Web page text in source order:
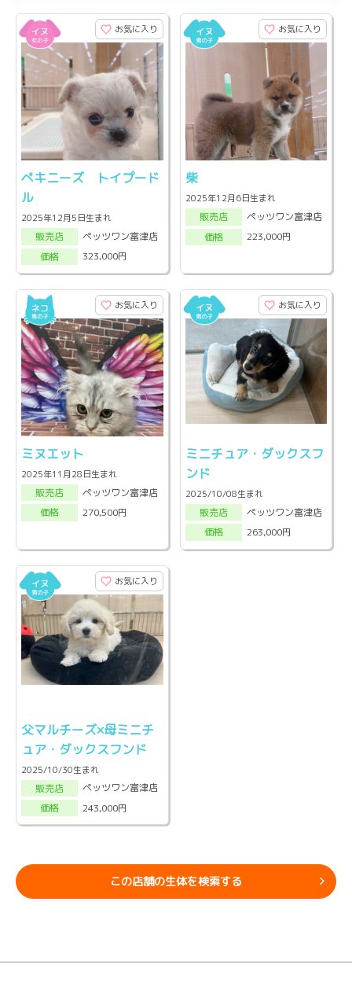
お気に入り
ペキニーズ トイプード
ル
2025年12月5日生まれ
販売店
ペッツワン富津店
価格
323,000円
お気に入り
柴
2025年12月6日生まれ
販売店
ペッツワン富津店
価格
223,000円
お気に入り
ミヌエット
2025年11月28日生まれ
販売店
ペッツワン富津店
価格
270,500円
お気に入り
ミニチュア・ダックスフ
ンド
2025/10/08生まれ
販売店
ペッツワン富津店
価格
263,000円
お気に入り
父マルチーズ×母ミニチ
ュア・ダックスフンド
2025/10/30生まれ
販売店
ペッツワン富津店
価格
243,000円
この店舗の生体を検索する